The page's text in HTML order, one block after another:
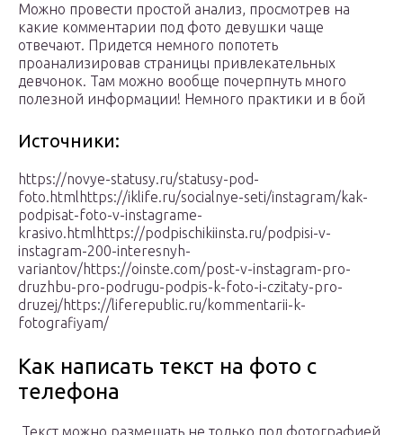
Можно провести простой анализ, просмотрев на
какие комментарии под фото девушки чаще
отвечают. Придется немного попотеть
проанализировав страницы привлекательных
девчонок. Там можно вообще почерпнуть много
полезной информации! Немного практики и в бой
Источники:
https://novye-statusy.ru/statusy-pod-
foto.htmlhttps://iklife.ru/socialnye-seti/instagram/kak-
podpisat-foto-v-instagrame-
krasivo.htmlhttps://podpischikiinsta.ru/podpisi-v-
instagram-200-interesnyh-
variantov/https://oinste.com/post-v-instagram-pro-
druzhbu-pro-podrugu-podpis-k-foto-i-czitaty-pro-
druzej/https://liferepublic.ru/kommentarii-k-
fotografiyam/
Как написать текст на фото с
телефона
Текст можно размещать не только под фотографией,